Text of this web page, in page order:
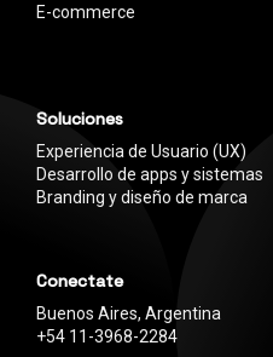
E-commerce
Soluciones
Experiencia de Usuario (UX)
Desarrollo de apps y sistemas
Branding y diseño de marca
Conectate
Buenos Aires, Argentina
+54 11-3968-2284